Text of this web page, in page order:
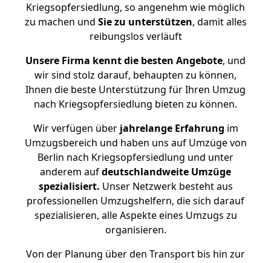
Kriegsopfersiedlung, so angenehm wie möglich
zu machen und Sie zu unterstützen, damit alles
reibungslos verläuft
Unsere Firma kennt die besten Angebote, und
wir sind stolz darauf, behaupten zu können,
Ihnen die beste Unterstützung für Ihren Umzug
nach Kriegsopfersiedlung bieten zu können.
Wir verfügen überjahrelange Erfahrung im
Umzugsbereich und haben uns auf Umzüge von
Berlin nach Kriegsopfersiedlung und unter
anderem aufdeutschlandweite Umzüge
spezialisiert. Unser Netzwerk besteht aus
professionellen Umzugshelfern, die sich darauf
spezialisieren, alle Aspekte eines Umzugs zu
organisieren.
Von der Planung über den Transport bis hin zur